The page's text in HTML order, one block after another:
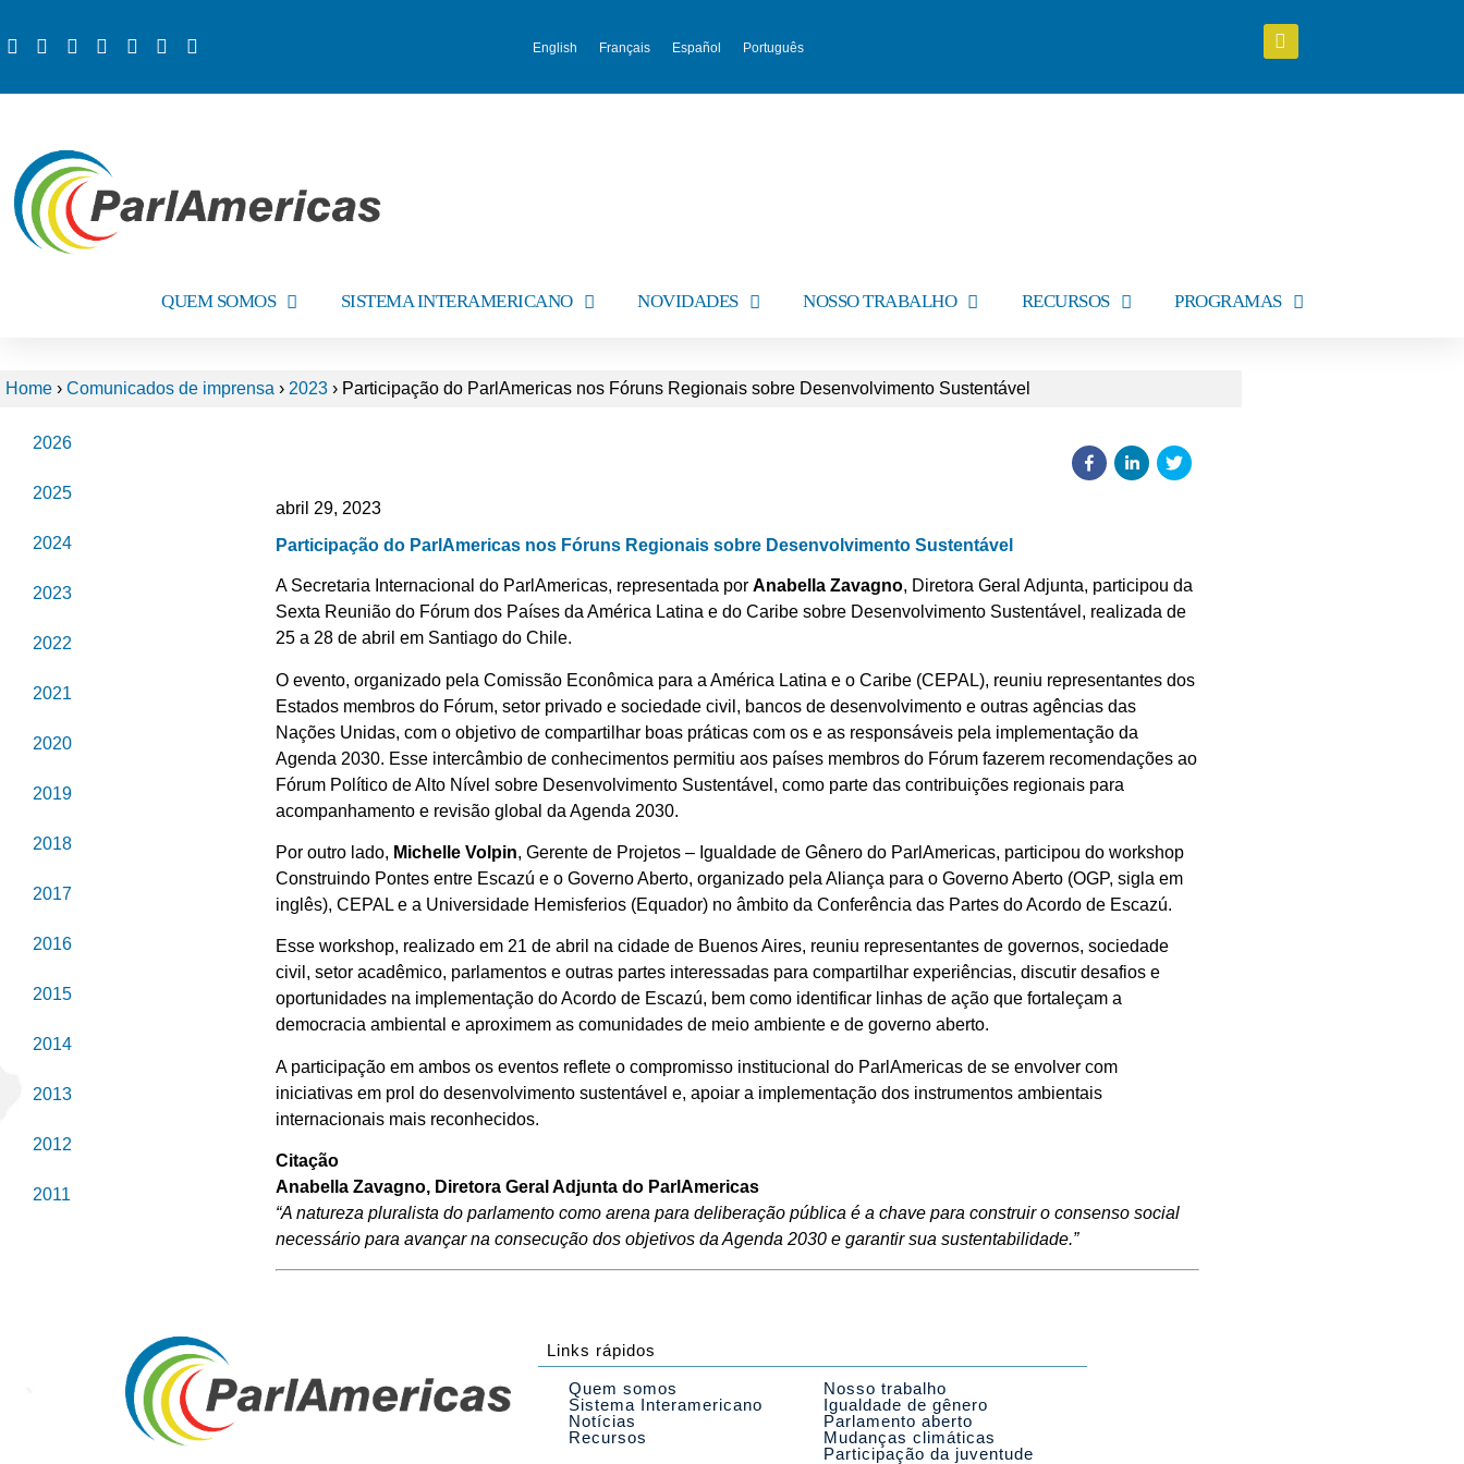
English Français Español Português
QUEM SOMOS SISTEMA INTERAMERICANO NOVIDADES NOSSO TRABALHO RECURSOS PROGRAMAS
Home › Comunicados de imprensa › 2023 › Participação do ParlAmericas nos Fóruns Regionais sobre Desenvolvimento Sustentável
2026
2025
2024
2023
2022
2021
2020
2019
2018
2017
2016
2015
2014
2013
2012
2011
abril 29, 2023
Participação do ParlAmericas nos Fóruns Regionais sobre Desenvolvimento Sustentável
A Secretaria Internacional do ParlAmericas, representada porAnabella Zavagno, Diretora Geral Adjunta, participou da
Sexta Reunião do Fórum dos Países da América Latina e do Caribe sobre Desenvolvimento Sustentável, realizada de
25 a 28 de abril em Santiago do Chile.
O evento, organizado pela Comissão Econômica para a América Latina e o Caribe (CEPAL), reuniu representantes dos
Estados membros do Fórum, setor privado e sociedade civil, bancos de desenvolvimento e outras agências das
Nações Unidas, com o objetivo de compartilhar boas práticas com os e as responsáveis pela implementação da
Agenda 2030. Esse intercâmbio de conhecimentos permitiu aos países membros do Fórum fazerem recomendações ao
Fórum Político de Alto Nível sobre Desenvolvimento Sustentável, como parte das contribuições regionais para
acompanhamento e revisão global da Agenda 2030.
Por outro lado, Michelle Volpin, Gerente de Projetos – Igualdade de Gênero do ParlAmericas, participou do workshop
Construindo Pontes entre Escazú e o Governo Aberto, organizado pela Aliança para o Governo Aberto (OGP, sigla em
inglês), CEPAL e a Universidade Hemisferios (Equador) no âmbito da Conferência das Partes do Acordo de Escazú.
Esse workshop, realizado em 21 de abril na cidade de Buenos Aires, reuniu representantes de governos, sociedade
civil, setor acadêmico, parlamentos e outras partes interessadas para compartilhar experiências, discutir desafios e
oportunidades na implementação do Acordo de Escazú, bem como identificar linhas de ação que fortaleçam a
democracia ambiental e aproximem as comunidades de meio ambiente e de governo aberto.
A participação em ambos os eventos reflete o compromisso institucional do ParlAmericas de se envolver com
iniciativas em prol do desenvolvimento sustentável e, apoiar a implementação dos instrumentos ambientais
internacionais mais reconhecidos.
Citação
Anabella Zavagno, Diretora Geral Adjunta do ParlAmericas
“A natureza pluralista do parlamento como arena para deliberação pública é a chave para construir o consenso social
necessário para avançar na consecução dos objetivos da Agenda 2030 e garantir sua sustentabilidade.”
Links rápidos
Quem somos
Sistema Interamericano
Notícias
Recursos
Nosso trabalho
Igualdade de gênero
Parlamento aberto
Mudanças climáticas
Participação da juventude